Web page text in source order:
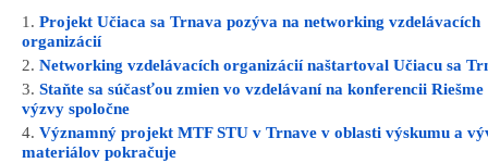
Projekt Učiaca sa Trnava pozýva na networking vzdelávacích
organizácií
Networking vzdelávacích organizácií naštartoval Učiacu sa
Staňte sa súčasťou zmien vo vzdelávaní na konferencii
výzvy spoločne
Významný projekt MTF STU v Trnave v oblasti výskumu a
materiálov pokračuje